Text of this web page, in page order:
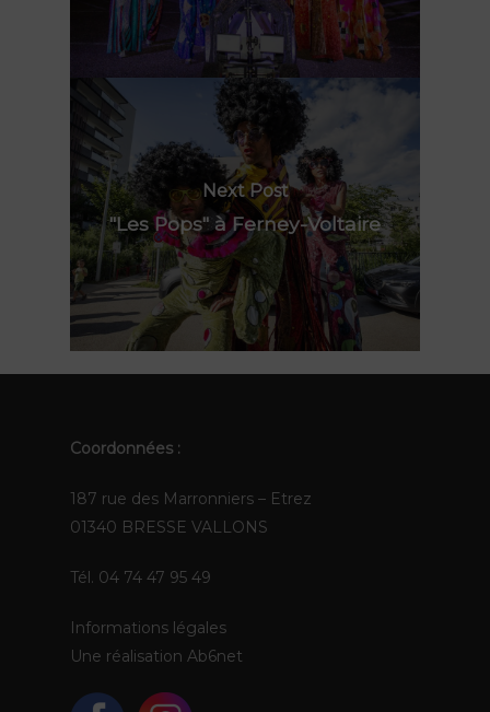
Next Post
"Les Pops" à Ferney-Voltaire
Coordonnées :
187 rue des Marronniers – Etrez
01340 BRESSE VALLONS
Tél. 04 74 47 95 49
Informations légales
Une réalisation Ab6net